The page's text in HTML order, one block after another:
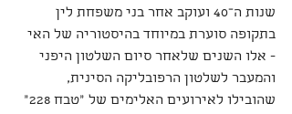
שנות ה־40 ועוקב אחר בני משפחת לין
בתקופה סוערת במיוחד בהיסטוריה של האי
- אלו השנים שלאחר סיום השלטון היפני
והמעבר לשלטון הרפובליקה הסינית,
שהובילו לאירועים האלימים של "טבח 228"